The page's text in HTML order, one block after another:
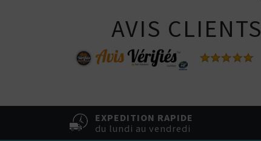
AVIS CLIENTS
EXPEDITION RAPIDE
du lundi au vendredi